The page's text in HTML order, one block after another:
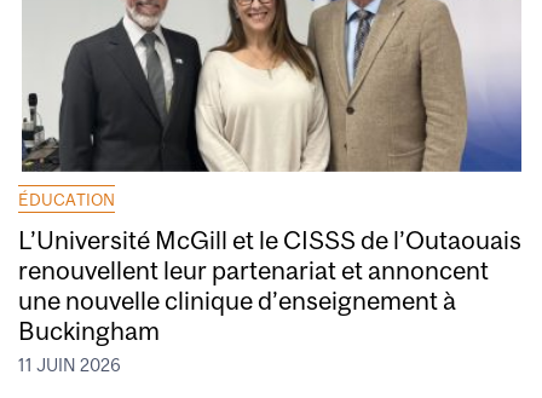
ÉDUCATION
L’Université McGill et le CISSS de l’Outaouais
renouvellent leur partenariat et annoncent
une nouvelle clinique d’enseignement à
Buckingham
11 JUIN 2026